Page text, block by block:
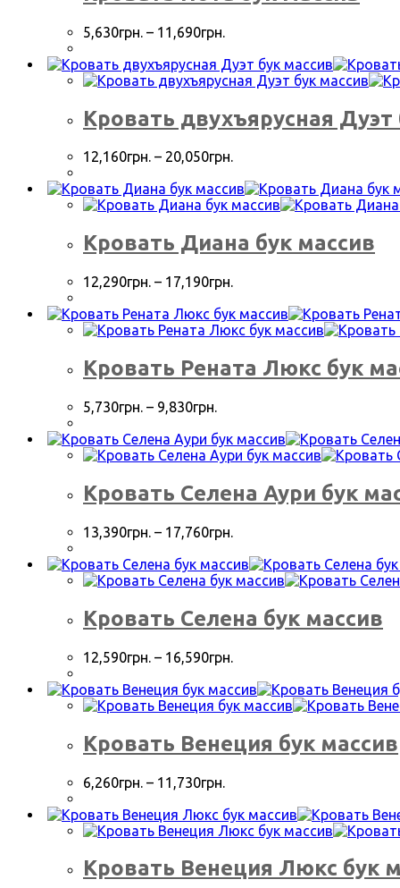
5,630грн. – 11,690грн.
Кровать двухъярусная Дуэт
12,160грн. – 20,050грн.
Кровать Диана бук массив
12,290грн. – 17,190грн.
Кровать Рената Люкс бук
5,730грн. – 9,830грн.
Кровать Селена Аури бук
13,390грн. – 17,760грн.
Кровать Селена бук массив
12,590грн. – 16,590грн.
Кровать Венеция бук массив
6,260грн. – 11,730грн.
Кровать Венеция Люкс бук